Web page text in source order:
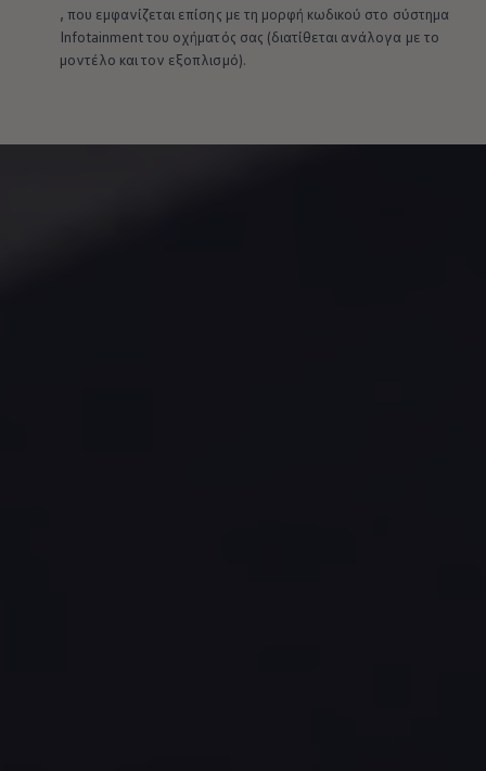
, που εμφανίζεται επίσης με τη μορφή κωδικού στο σύστημα
Infotainment του οχήματός σας (διατίθεται ανάλογα με το
μοντέλο και τον εξοπλισμό).